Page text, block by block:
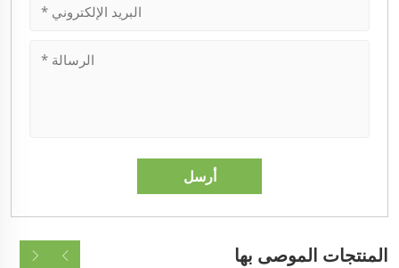
المنتجات الموصى بها